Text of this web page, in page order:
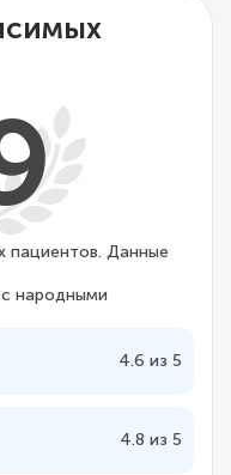
пациентов. Данные
народными
4.6 из 5
4.8 из 5